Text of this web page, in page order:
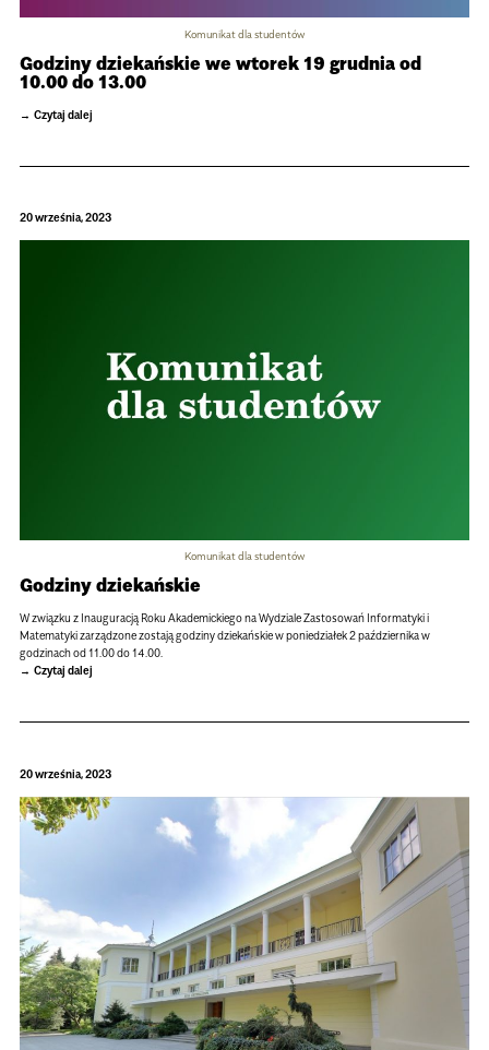
Komunikat dla studentów
Godziny dziekańskie we wtorek 19 grudnia od
10.00 do 13.00
Czytaj dalej
20 września, 2023
Komunikat dla studentów
Godziny dziekańskie
W związku z Inauguracją Roku Akademickiego na Wydziale Zastosowań Informatyki i
Matematyki zarządzone zostają godziny dziekańskie w poniedziałek 2 października w
godzinach od 11.00 do 14.00.
Czytaj dalej
20 września, 2023